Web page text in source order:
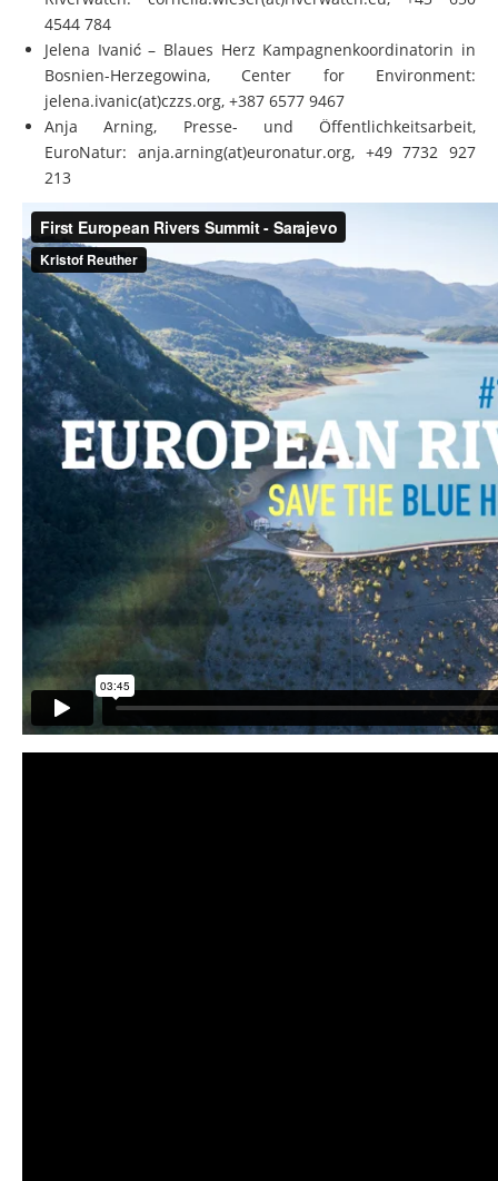
4544 784
Jelena Ivanić – Blaues Herz Kampagnenkoordinatorin in
Bosnien-Herzegowina, Center for Environment:
jelena.ivanic(at)czzs.org, +387 6577 9467
Anja Arning, Presse- und Öffentlichkeitsarbeit,
EuroNatur: anja.arning(at)euronatur.org, +49 7732 927
213